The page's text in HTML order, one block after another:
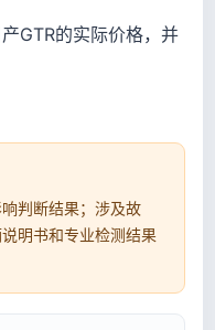
GTR的实际价格，并
判断结果；涉及故
明书和专业检测结果